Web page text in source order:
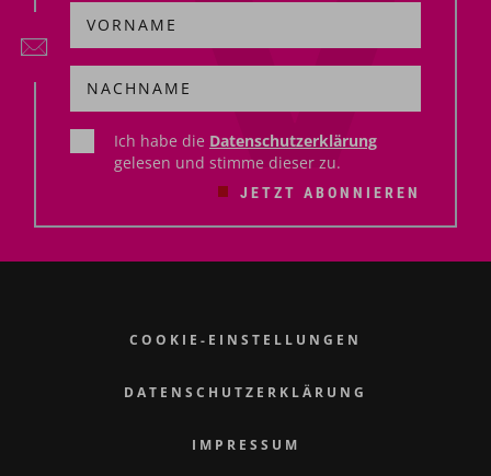
JETZT ABONNIEREN
Ich habe die Datenschutzerklärung
gelesen und stimme dieser zu.
COOKIE-EINSTELLUNGEN
DATENSCHUTZERKLÄRUNG
IMPRESSUM